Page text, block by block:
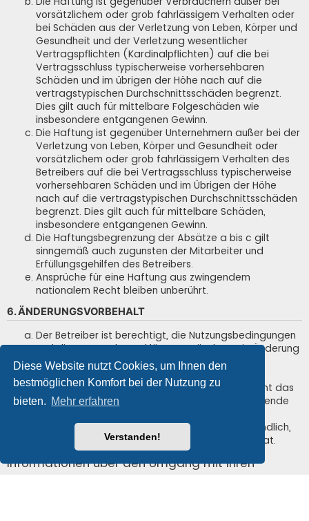
Diese Website nutzt Cookies, um Ihnen den
bestmöglichen Komfort bei der Nutzung zu
bieten. Mehr erfahren
Verstanden!
vorsätzlichem oder grob fahrlässigem Verhalten oder
bei Schäden aus der Verletzung von Leben, Körper und
Gesundheit und der Verletzung wesentlicher
Vertragspflichten (Kardinalpflichten) auf die bei
Vertragsschluss typischerweise vorhersehbaren
Schäden und im übrigen der Höhe nach auf die
vertragstypischen Durchschnittsschäden begrenzt.
Dies gilt auch für mittelbare Folgeschäden wie
insbesondere entgangenen Gewinn.
Die Haftung ist gegenüber Unternehmern außer bei der
Verletzung von Leben, Körper und Gesundheit oder
vorsätzlichem oder grob fahrlässigem Verhalten des
Betreibers auf die bei Vertragsschluss typischerweise
vorhersehbaren Schäden und im Übrigen der Höhe
nach auf die vertragstypischen Durchschnittsschäden
begrenzt. Dies gilt auch für mittelbare Schäden,
insbesondere entgangenen Gewinn.
Die Haftungsbegrenzung der Absätze a bis c gilt
sinngemäß auch zugunsten der Mitarbeiter und
Erfüllungsgehilfen des Betreibers.
Ansprüche für eine Haftung aus zwingendem
nationalem Recht bleiben unberührt.
6. ÄNDERUNGSVORBEHALT
Der Betreiber ist berechtigt, die Nutzungsbedingungen
und die Datenschutzerklärung zu ändern. Die Änderung
wird dem Nutzer per E-Mail mitgeteilt.
Der Nutzer ist berechtigt, den Änderungen zu
widersprechen. Im Falle des Widerspruchs erlischt das
zwischen dem Betreiber und dem Nutzer bestehende
Die Änderungen gelten als anerkannt und verbindlich,
wenn der Nutzer den Änderungen zugestimmt hat.
Informationen über den Umgang mit Ihren